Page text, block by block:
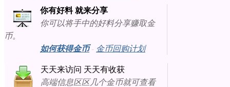
你有好料 就来分享
你可以将手中的好料分享赚取金
币。
如何获得金币- 金币回购计划
天天来访问 天天有收获
高端信息区区几个金币就可查看